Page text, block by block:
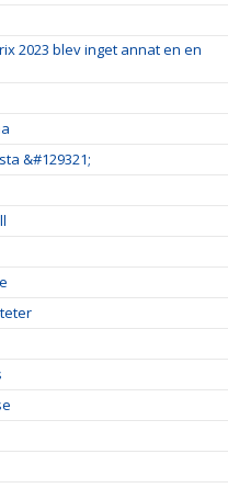
2023 blev inget annat en en
&#129321;